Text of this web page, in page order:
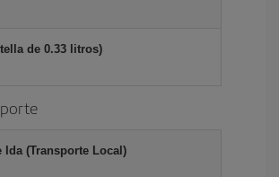
de 0.33 litros)
Ida (Transporte Local)